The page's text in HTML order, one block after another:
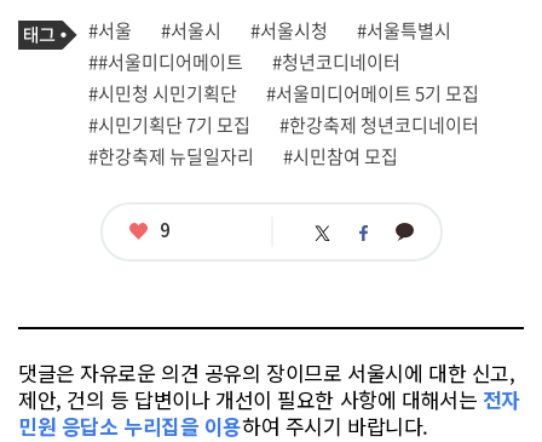
기
사
관
련
태
그
태
그
#서울 #서울시 #서울시청
#서울특별시
##서울미디어메이트
#청년코디네이터
#시민청 시민기획단
#서울미디어메이트 5기 모집
#시민기획단 7기 모집
#한강축제 청년코디네이터
#한강축제 뉴딜일자리
#시민참여 모집
좋
9 트 페 카
댓글은 자유로운 의견 공유의 장이므로 서울시에 대한 신고,
제안, 건의 등 답변이나 개선이 필요한 사항에 대해서는 전자
민원 응답소 누리집을 이용하여 주시기 바랍니다.